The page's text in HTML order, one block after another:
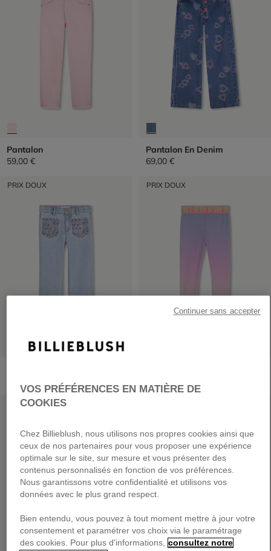
Pantalon
59,00 €
Pantalon En Denim
69,00 €
PRIX DOUX PRIX DOUX
PRIX DOUX
VOS PRÉFÉRENCES EN MATIÈRE DE
COOKIES
Chez Billieblush, nous utilisons nos propres cookies ainsi que
ceux de nos partenaires pour vous proposer une expérience
optimale sur le site, sur mesure et vous présenter des
contenus personnalisés en fonction de vos préférences.
Nous garantissons votre confidentialité et utilisons vos
données avec le plus grand respect.
Bien entendu, vous pouvez à tout moment mettre à jour votre
consentement et paramétrer vos choix via le paramétrage
des cookies. Pour plus d'informations, consultez notre
Continuer sans accepter